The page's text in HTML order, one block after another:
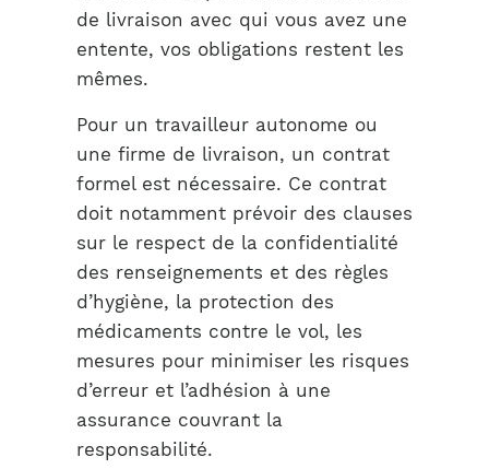
de livraison avec qui vous avez une
entente, vos obligations restent les
mêmes.
Pour un travailleur autonome ou
une firme de livraison, un contrat
formel est nécessaire. Ce contrat
doit notamment prévoir des clauses
sur le respect de la confidentialité
des renseignements et des règles
d’hygiène, la protection des
médicaments contre le vol, les
mesures pour minimiser les risques
d’erreur et l’adhésion à une
assurance couvrant la
responsabilité.